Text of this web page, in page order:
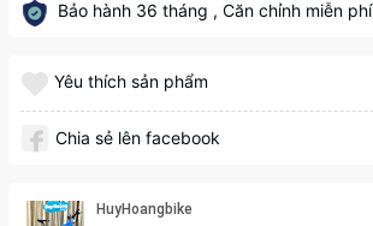
Bảo hành 36 tháng , Căn chỉnh miễn phí
Yêu thích sản phẩm
Chia sẻ lên facebook